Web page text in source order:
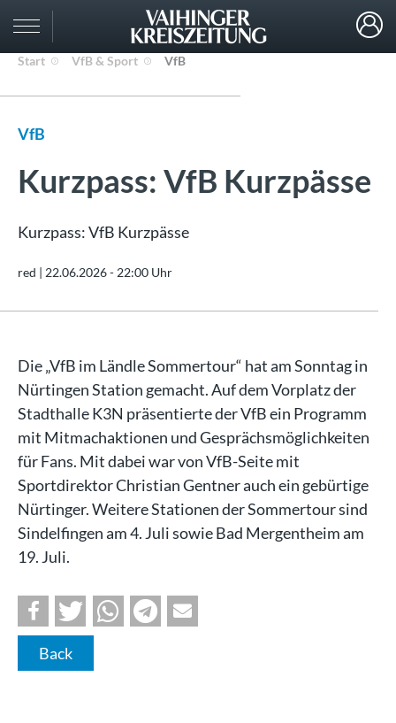
Start VfB & Sport VfB
VfB
Kurzpass: VfB Kurzpässe
Kurzpass: VfB Kurzpässe
red | 22.06.2026 - 22:00 Uhr
Die „VfB im Ländle Sommertour“ hat am Sonntag in
Nürtingen Station gemacht. Auf dem Vorplatz der
Stadthalle K3N präsentierte der VfB ein Programm
mit Mitmachaktionen und Gesprächsmöglichkeiten
für Fans. Mit dabei war von VfB-Seite mit
Sportdirektor Christian Gentner auch ein gebürtige
Nürtinger. Weitere Stationen der Sommertour sind
Sindelfingen am 4. Juli sowie Bad Mergentheim am
19. Juli.
Back